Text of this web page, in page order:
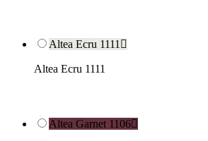
Altea Ecru 1111 
Altea Ecru 1111
Altea Garnet 1106